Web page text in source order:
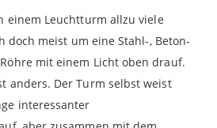
einem Leuchtturm allzu viele
doch meist um eine Stahl-, Beton-
mit einem Licht oben drauf.
anders. Der Turm selbst weist
interessanter